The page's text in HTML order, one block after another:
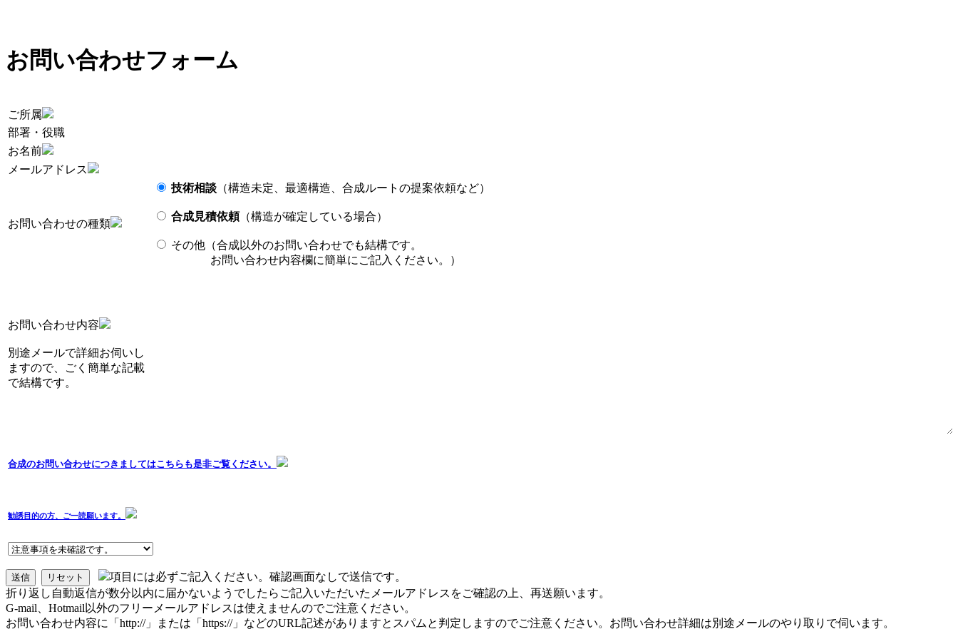
お問い合わせフォーム
ご所属
部署・役職
お名前
メールアドレス
お問い合わせの種類
技術相談 （構造未定、最適構造、合成ルートの提案依頼など）
合成見積依頼（構造が確定している場合）
その他（合成以外のお問い合わせでも結構です。
お問い合わせ内容欄に簡単にご記入ください。）
お問い合わせ内容
別途メールで詳細お伺いし
ますので、ごく簡単な記載
で結構です。
合成のお問い合わせにつきましてはこちらも是非ご覧ください。
勧誘目的の方、ご一読願います。
項目には必ずご記入ください。確認画面なしで送信です。
折り返し自動返信が数分以内に届かないようでしたらご記入いただいたメールアドレスをご確認の上、再送願います。
G-mail、Hotmail以外のフリーメールアドレスは使えませんのでご注意ください。
お問い合わせ内容に「http://」または「https://」などのURL記述がありますとスパムと判定しますのでご注意ください。お問い合わせ詳細は別途メールのやり取りで伺います。